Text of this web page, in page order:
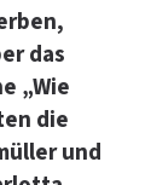
das
„Wie
die
und